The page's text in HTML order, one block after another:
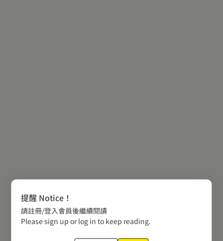
提醒 Notice！
請註冊/登入會員後繼續閱讀
Please sign up or log in to keep reading.